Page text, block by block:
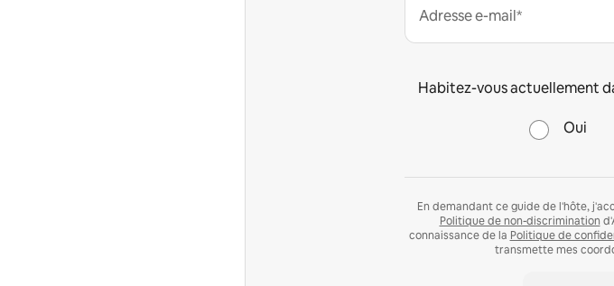
Adresse e-mail*
Habitez-vous actuellement
Oui
En demandant ce guide de l'hôte,
Politique de non-discrimination
connaissance de la Politique de
transmette mes